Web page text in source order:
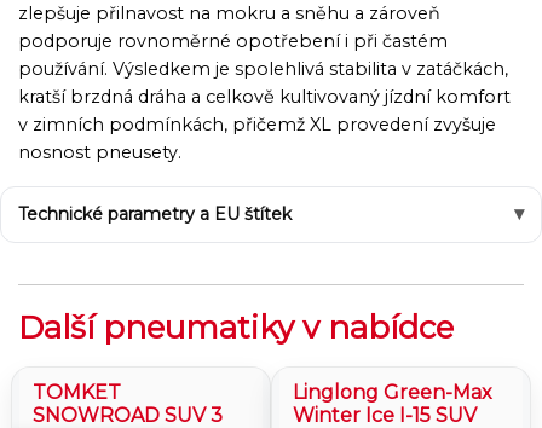
zlepšuje přilnavost na mokru a sněhu a zároveň
podporuje rovnoměrné opotřebení i při častém
používání. Výsledkem je spolehlivá stabilita v zatáčkách,
kratší brzdná dráha a celkově kultivovaný jízdní komfort
v zimních podmínkách, přičemž XL provedení zvyšuje
nosnost pneusety.
Technické parametry a EU štítek
Další pneumatiky v nabídce
TOMKET
SNOWROAD SUV 3
Linglong Green-Max
Winter Ice I-15 SUV